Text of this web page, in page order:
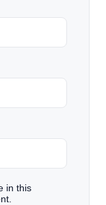
in this